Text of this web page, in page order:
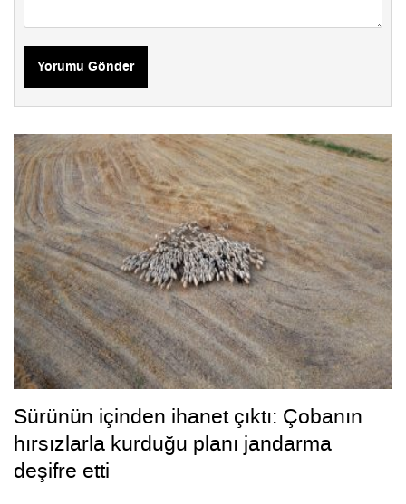
Yorumu Gönder
Sürünün içinden ihanet çıktı: Çobanın
hırsızlarla kurduğu planı jandarma
deşifre etti